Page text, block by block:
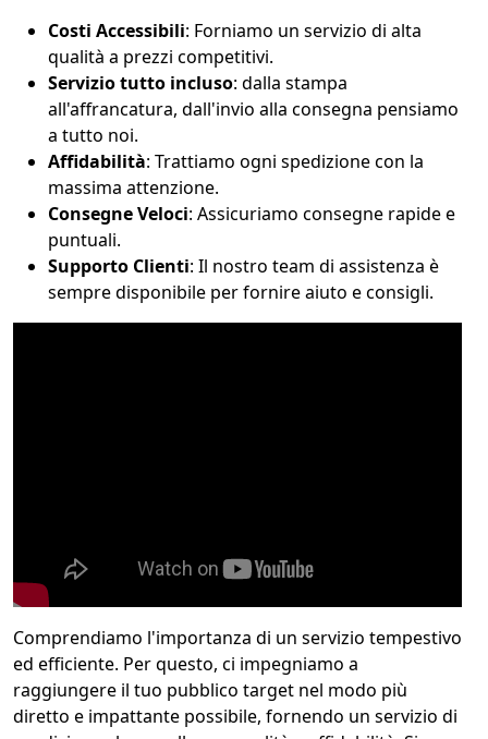
Costi Accessibili: Forniamo un servizio di alta
qualità a prezzi competitivi.
Servizio tutto incluso: dalla stampa
all'affrancatura, dall'invio alla consegna pensiamo
a tutto noi.
Affidabilità: Trattiamo ogni spedizione con la
massima attenzione.
Consegne Veloci: Assicuriamo consegne rapide e
puntuali.
Supporto Clienti: Il nostro team di assistenza è
sempre disponibile per fornire aiuto e consigli.
Comprendiamo l'importanza di un servizio tempestivo
ed efficiente. Per questo, ci impegniamo a
raggiungere il tuo pubblico target nel modo più
diretto e impattante possibile, fornendo un servizio di